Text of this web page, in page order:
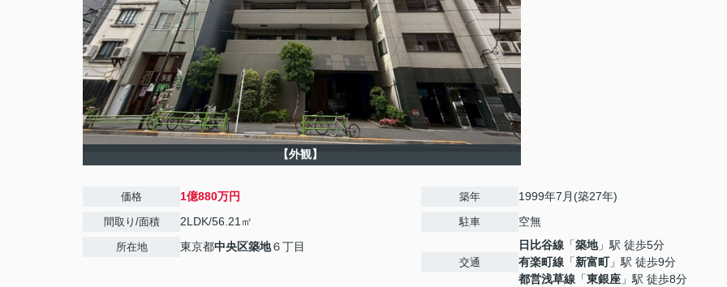
【外観】
価格 1億880万円
間取り/面積 2LDK/56.21㎡
所在地 東京都中央区築地６丁目
築年 1999年7月(築27年)
駐車 空無
交通
日比谷線 「築地」駅 徒歩5分
有楽町線 「新富町」駅 徒歩9分
都営浅草線 「東銀座 」駅 徒歩8分